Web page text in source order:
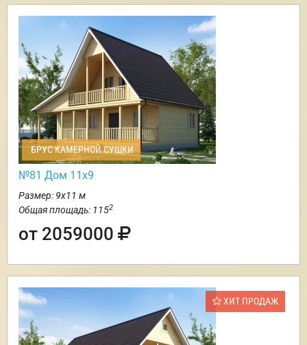
БРУС КАМЕРНОЙ СУШКИ
№81 Дом 11х9
Размер: 9х11 м
Общая площадь: 1152
от 2059000
ХИТ ПРОДАЖ